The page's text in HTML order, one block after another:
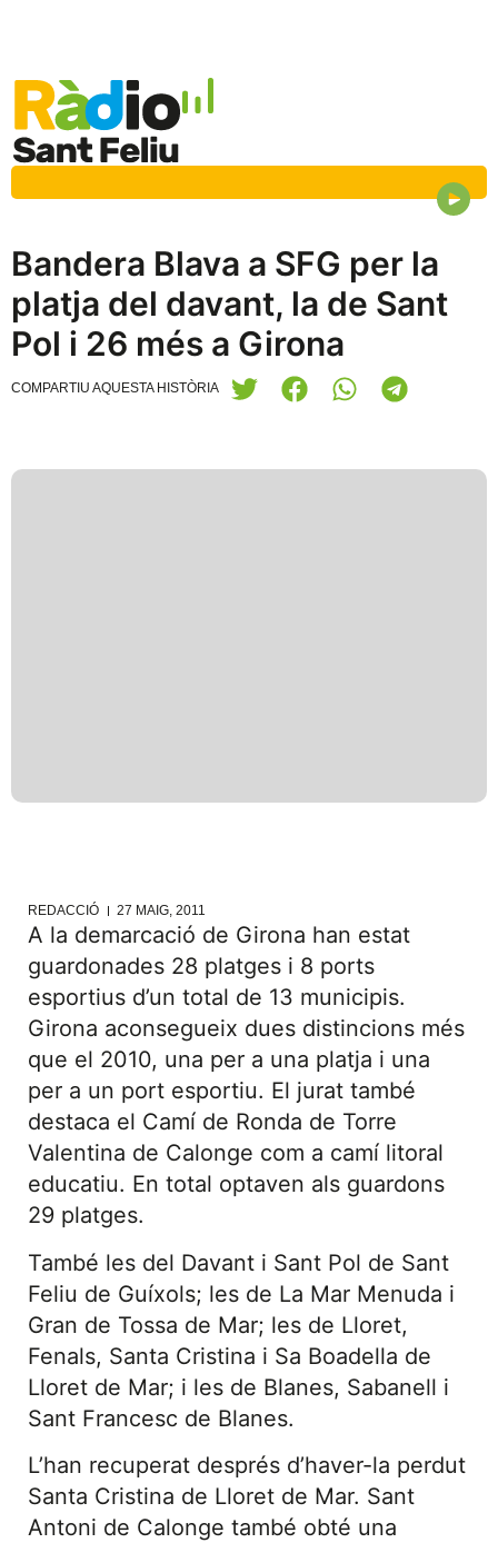
Bandera Blava a SFG per la
platja del davant, la de Sant
Pol i 26 més a Girona
COMPARTIU AQUESTA HISTÒRIA
REDACCIÓ 27 MAIG, 2011
A la demarcació de Girona han estat
guardonades 28 platges i 8 ports
esportius d’un total de 13 municipis.
Girona aconsegueix dues distincions més
que el 2010, una per a una platja i una
per a un port esportiu. El jurat també
destaca el Camí de Ronda de Torre
Valentina de Calonge com a camí litoral
educatiu. En total optaven als guardons
29 platges.
També les del Davant i Sant Pol de Sant
Feliu de Guíxols; les de La Mar Menuda i
Gran de Tossa de Mar; les de Lloret,
Fenals, Santa Cristina i Sa Boadella de
Lloret de Mar; i les de Blanes, Sabanell i
Sant Francesc de Blanes.
L’han recuperat després d’haver-la perdut
Santa Cristina de Lloret de Mar. Sant
Antoni de Calonge també obté una